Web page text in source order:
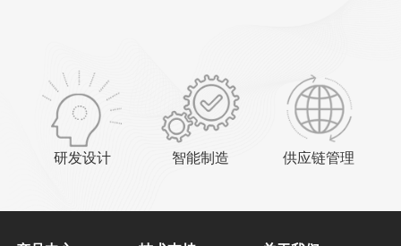
研发设计 智能制造 供应链管理